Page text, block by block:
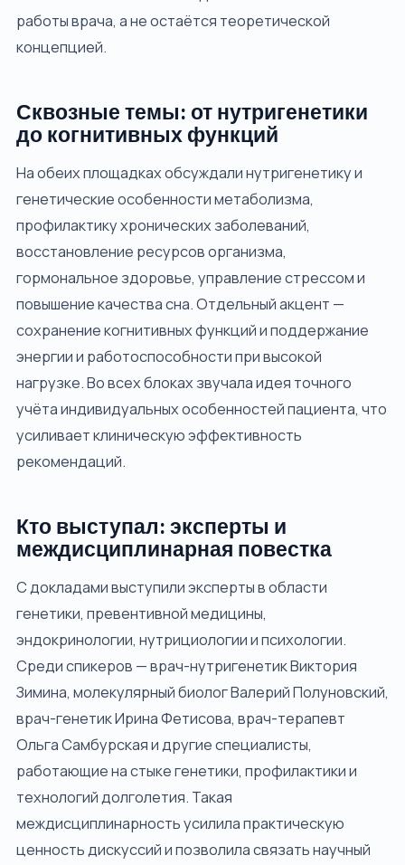
работы врача, а не остаётся теоретической
концепцией.
Сквозные темы: от нутригенетики
до когнитивных функций
На обеих площадках обсуждали нутригенетику и
генетические особенности метаболизма,
профилактику хронических заболеваний,
восстановление ресурсов организма,
гормональное здоровье, управление стрессом и
повышение качества сна. Отдельный акцент —
сохранение когнитивных функций и поддержание
энергии и работоспособности при высокой
нагрузке. Во всех блоках звучала идея точного
учёта индивидуальных особенностей пациента, что
усиливает клиническую эффективность
рекомендаций.
Кто выступал: эксперты и
междисциплинарная повестка
С докладами выступили эксперты в области
генетики, превентивной медицины,
эндокринологии, нутрициологии и психологии.
Среди спикеров — врач-нутригенетик Виктория
Зимина, молекулярный биолог Валерий Полуновский,
врач-генетик Ирина Фетисова, врач-терапевт
Ольга Самбурская и другие специалисты,
работающие на стыке генетики, профилактики и
технологий долголетия. Такая
междисциплинарность усилила практическую
ценность дискуссий и позволила связать научный